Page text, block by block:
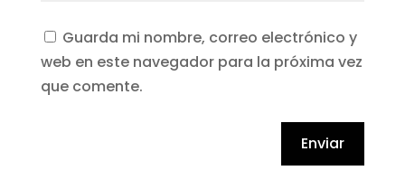
Guarda mi nombre, correo electrónico y
web en este navegador para la próxima vez
que comente.
Enviar